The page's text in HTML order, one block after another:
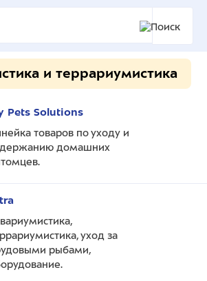
и террариумистика
Pets Solutions
товаров по уходу и
домашних
уход за
рыбами,